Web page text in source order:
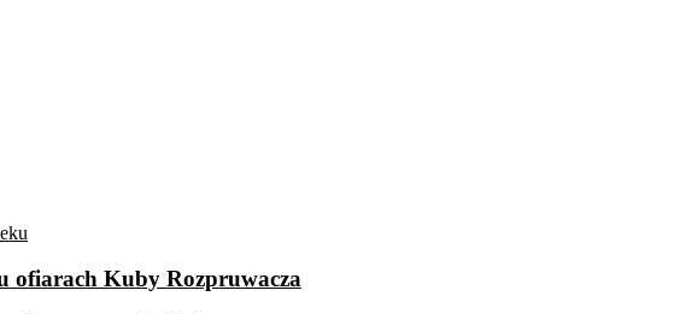
ofiarach Kuby Rozpruwacza